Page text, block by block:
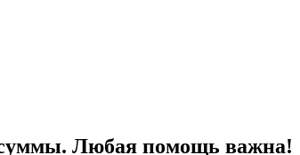
суммы. Любая помощь важна!